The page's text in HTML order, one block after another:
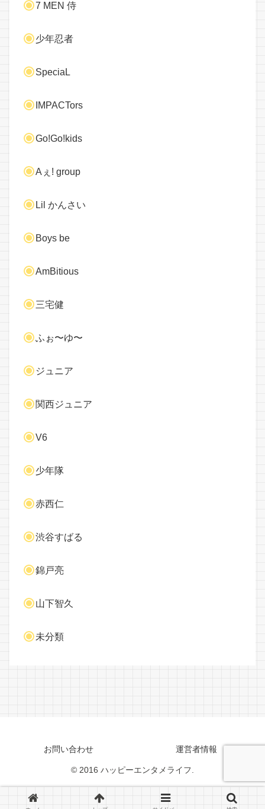
7 MEN 侍
少年忍者
SpeciaL
IMPACTors
Go!Go!kids
Aぇ! group
Lil かんさい
Boys be
AmBitious
三宅健
ふぉ〜ゆ〜
ジュニア
関西ジュニア
V6
少年隊
赤西仁
渋谷すばる
錦戸亮
山下智久
未分類
お問い合わせ 運営者情報
© 2016 ハッピーエンタメライフ.